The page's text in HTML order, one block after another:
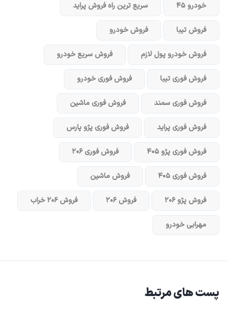
خودرو ۴۵ سریع ترین راه فروش پراید
فروش تیبا فروش خودرو
فروش خودرو پول لازم فروش سریع خودرو
فروش فوری تیبا فروش فوری خودرو
فروش فوری سمند فروش فوری ماشین
فروش فوری پراید فروش فوری پژو پارس
فروش فوری پژو ۴۰۵ فروش فوری ۲۰۶
فروش فوری ۴۰۵ فروش ماشین
فروش پژو ۲۰۶ فروش ۲۰۶ فروش ۲۰۶ خراب
مهرابی خودرو
پست های مرتبط